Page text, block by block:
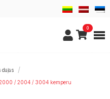
0
daļas
/ 2004 / 3004 kemperu